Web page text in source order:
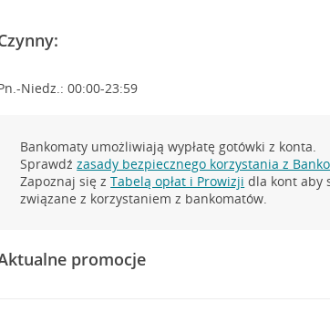
Niedz.: 00:00-23:59
Bankomaty umożliwiają wypłatę gotówki z konta.
Sprawdźzasady bezpiecznego korzystania z
Zapoznaj się zTabelą opłat i Prowizji dla kont aby
związane z korzystaniem z bankomatów.
promocje